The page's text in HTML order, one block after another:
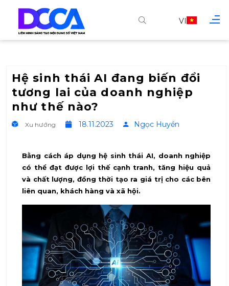
VI
Hệ sinh thái AI đang biến đổi
tương lai của doanh nghiệp
như thế nào?
Xu hướng 18.11.2023 Ngọc Huyền
Bằng cách áp dụng hệ sinh thái AI, doanh nghiệp
có thể đạt được lợi thế cạnh tranh, tăng hiệu quả
và chất lượng, đồng thời tạo ra giá trị cho các bên
liên quan, khách hàng và xã hội.